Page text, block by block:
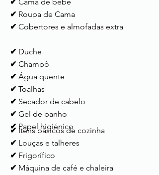
✔ Roupa de Cama
✔ Cobertores e almofadas extra
✔ Duche
✔ Champô
✔ Água quente
✔ Toalhas
✔ Secador de cabelo
✔ Gel de banho
✔ Papel higiénico
✔ Itens básicos de cozinha
✔ Louças e talheres
✔ Frigorífico
✔ Máquina de café e chaleira